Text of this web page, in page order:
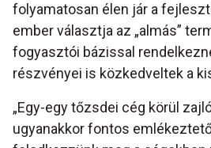
folyamatosan élen jár a
ember választja az „almás”
fogyasztói bázissal
részvényei is közkedveltek a
„Egy-egy tőzsdei cég körül
ugyanakkor fontos